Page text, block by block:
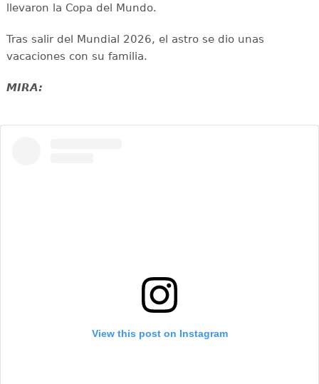
llevaron la Copa del Mundo.
Tras salir del Mundial 2026, el astro se dio unas
vacaciones con su familia.
MIRA:
View this post on Instagram